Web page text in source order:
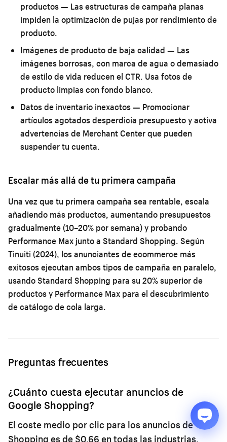
productos— Las estructuras de campaña planas
impiden la optimización de pujas por rendimiento de
producto.
Imágenes de producto de baja calidad — Las
imágenes borrosas, con marca de agua o demasiado
de estilo de vida reducen el CTR. Usa fotos de
producto limpias con fondo blanco.
Datos de inventario inexactos— Promocionar
artículos agotados desperdicia presupuesto y activa
advertencias de Merchant Center que pueden
suspender tu cuenta.
Escalar más allá de tu primera campaña
Una vez que tu primera campaña sea rentable, escala
añadiendo más productos, aumentando presupuestos
gradualmente (10–20% por semana) y probando
Performance Max junto a Standard Shopping. Según
Tinuiti (2024), los anunciantes de ecommerce más
exitosos ejecutan ambos tipos de campaña en paralelo,
usando Standard Shopping para su 20% superior de
productos y Performance Max para el descubrimiento
de catálogo de cola larga.
Preguntas frecuentes
¿Cuánto cuesta ejecutar anuncios de
Google Shopping?
El coste medio por clic para los anuncios de
Shopping es de $0.66 en todas las industrias,